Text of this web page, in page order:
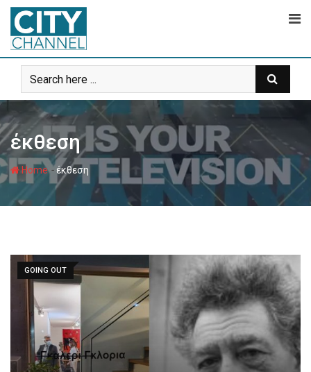
Skip
content
έκθεση
Home-έκθεση
GOING OUT